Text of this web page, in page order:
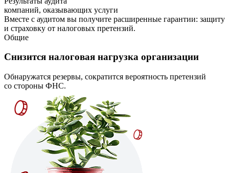
компаний, оказывающих услуги
Вместе с аудитом вы получите расширенные гарантии: защиту
и страховку от налоговых претензий.
Общие
Снизится налоговая нагрузка организации
Обнаружатся резервы, сократится вероятность претензий
со стороны ФНС.